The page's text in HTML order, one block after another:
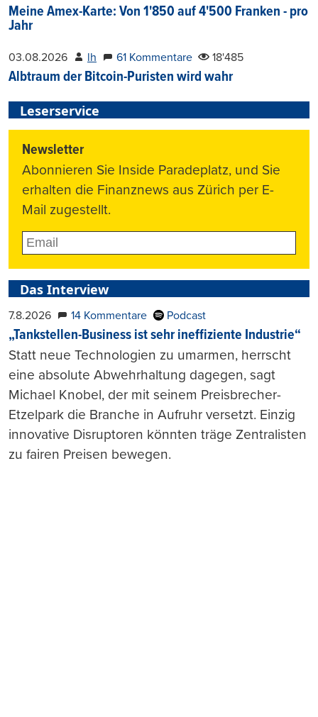
Meine Amex-Karte: Von 1'850 auf 4'500 Franken - pro
Jahr
03.08.2026 lh 61 Kommentare 18'485
Albtraum der Bitcoin-Puristen wird wahr
Leserservice
Newsletter
Abonnieren Sie Inside Paradeplatz, und Sie
erhalten die Finanznews aus Zürich per E-
Mail zugestellt.
Das Interview
7.8.2026 14 Kommentare Podcast
„Tankstellen-Business ist sehr ineffiziente Industrie“
Statt neue Technologien zu umarmen, herrscht
eine absolute Abwehrhaltung dagegen, sagt
Michael Knobel, der mit seinem Preisbrecher-
Etzelpark die Branche in Aufruhr versetzt. Einzig
innovative Disruptoren könnten träge Zentralisten
zu fairen Preisen bewegen.